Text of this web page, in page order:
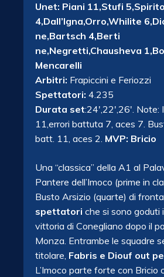
Unet: Piani 11,Stufi
4,Dall’Igna,Orro,Whilite
ne,Bartsch 4,Berti
ne,Negretti,Chausheva
Mencarelli
Arbitri: Frapiccini e Feriozzi
Spettatori: 4.235
Durata set:24′,22′,26′. Note:
11,errori battuta 7, aces 7.
batt. 11, aces 2. MVP: Bricio
Una “classica” della A1 al
Pantere dell’Imoco (prime in
Busto Arsizio (quarte) di
spettatori che si sono goduti
vittoria di Conegliano dopo il
Monza. Entrambe le squadre
titolare, Fabris e Diouf out
L’Imoco parte forte con Bricio